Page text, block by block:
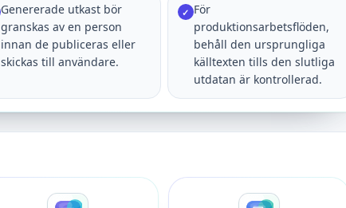
Genererade utkast bör
granskas av en person
innan de publiceras eller
skickas till användare.
✓ För
produktionsarbetsflöden,
behåll den ursprungliga
källtexten tills den slutliga
utdatan är kontrollerad.